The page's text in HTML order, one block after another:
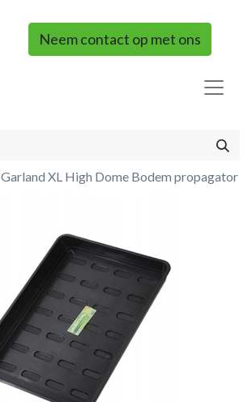
Neem contact op met ons
Garland XL High Dome Bodem propagator